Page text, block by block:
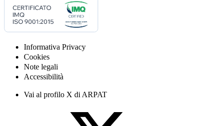
Informativa Privacy
Cookies
Note legali
Accessibilità
Vai al profilo X di ARPAT